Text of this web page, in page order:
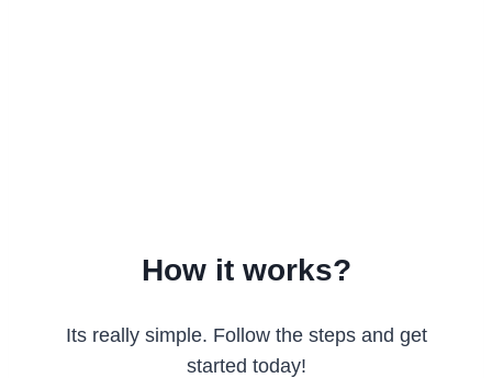
How it works?
Its really simple. Follow the steps and get
started today!